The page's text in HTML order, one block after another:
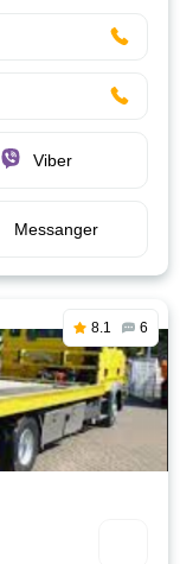
Viber
Messanger
8.1 6